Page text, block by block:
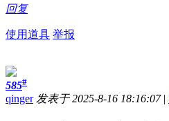
回复
使用道具 举报
585#
qinger 发表于 2025-8-16 18:16:07 |